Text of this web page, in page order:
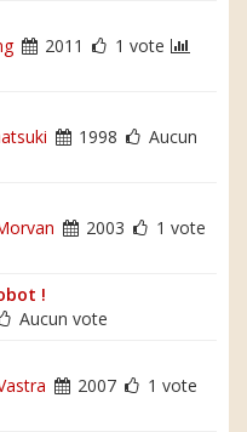
2011 1 vote
1998
Aucun
2003 1 vote
!
Aucun vote
2007 1 vote